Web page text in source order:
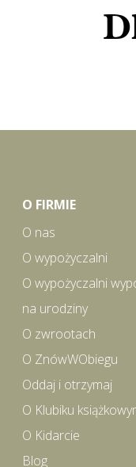
O FIRMIE
O nas
O wypożyczalni
O wypożyczalni
na urodziny
O zwrootach
O ZnówWObiegu
Oddaj i otrzymaj
O Klubiku
O Kidarcie
Blog